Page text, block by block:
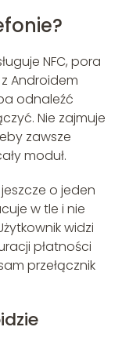
NFC, pora
Androidem
odnaleźć
Nie zajmuje
zawsze
moduł.
o jeden
w tle i nie
widzi
płatności
przełącznik